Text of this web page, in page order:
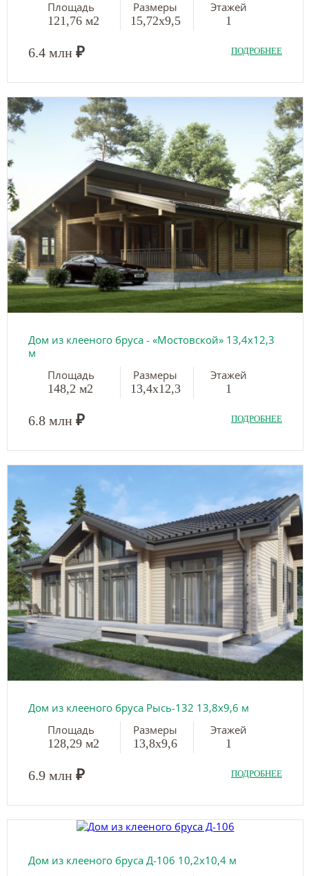
Площадь
121,76 м2
Размеры
15,72х9,5
Этажей
1
6.4 млн ₽ ПОДРОБНЕЕ
Дом из клееного бруса - «Мостовской» 13,4х12,3
м
Площадь
148,2 м2
Размеры
13,4х12,3
Этажей
1
6.8 млн ₽ ПОДРОБНЕЕ
Дом из клееного бруса Рысь-132 13,8х9,6 м
Площадь
128,29 м2
Размеры
13,8х9,6
Этажей
1
6.9 млн ₽ ПОДРОБНЕЕ
Дом из клееного бруса Д-106 10,2х10,4 м